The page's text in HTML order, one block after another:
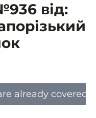
від:
already covered